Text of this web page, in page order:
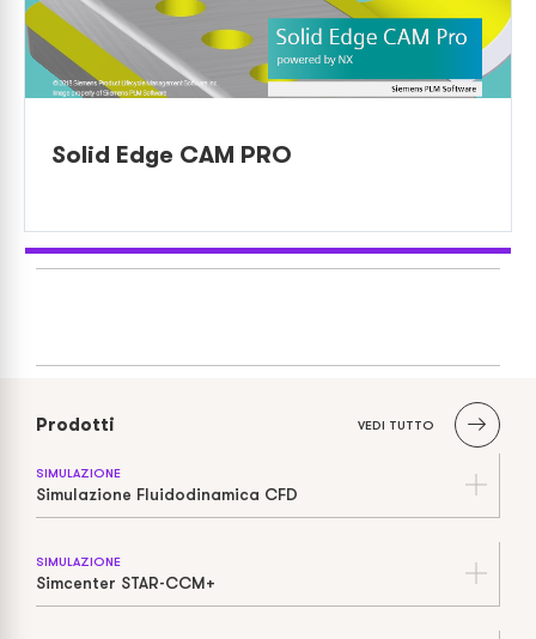
Solid Edge CAM PRO
Prodotti VEDI TUTTO
SIMULAZIONE
Simulazione Fluidodinamica CFD
SIMULAZIONE
Simcenter STAR-CCM+